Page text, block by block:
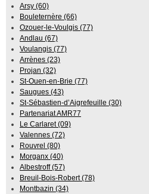
Arsy (60)
Bouleternère (66)
Ozouer-le-Voulgis (77)
Andlau (67)
Voulangis (77)
Arrènes (23)
Projan (32)
St-Ouen-en-Brie (77)
Saugues (43)
St-Sébastien-d’Aigrefeuille (30)
Partenariat AMR77
Le Carlaret (09)
Valennes (72)
Rouvrel (80)
Morganx (40)
Albestroff (57)
Breuil-Bois-Robert (78)
Montbazin (34)